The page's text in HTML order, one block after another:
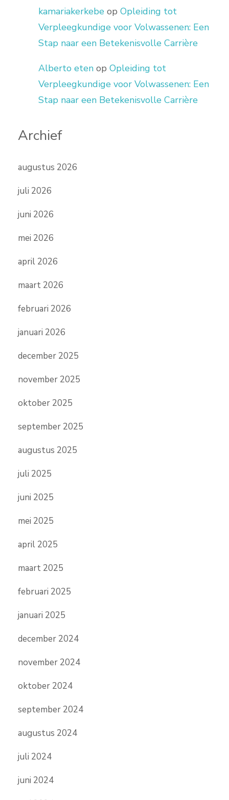
kamariakerkebe op Opleiding tot
Verpleegkundige voor Volwassenen: Een
Stap naar een Betekenisvolle Carrière
Alberto eten op Opleiding tot
Verpleegkundige voor Volwassenen: Een
Stap naar een Betekenisvolle Carrière
Archief
augustus 2026
juli 2026
juni 2026
mei 2026
april 2026
maart 2026
februari 2026
januari 2026
december 2025
november 2025
oktober 2025
september 2025
augustus 2025
juli 2025
juni 2025
mei 2025
april 2025
maart 2025
februari 2025
januari 2025
december 2024
november 2024
oktober 2024
september 2024
augustus 2024
juli 2024
juni 2024